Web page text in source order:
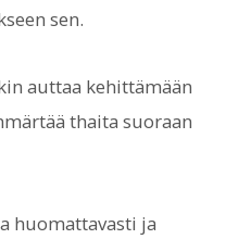
sen.
auttaa kehittämään
thaita suoraan
huomattavasti ja